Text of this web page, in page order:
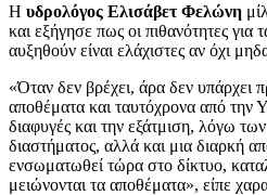
Η υδρολόγος Ελισάβετ Φελώνη
και εξήγησε πως οι πιθανότητες για
αυξηθούν είναι ελάχιστες αν όχι
«Όταν δεν βρέχει, άρα δεν υπάρχει
αποθέματα και ταυτόχρονα από την
διαφυγές και την εξάτμιση, λόγω
διαστήματος, αλλά και μια διαρκή
ενσωματωθεί τώρα στο δίκτυο,
μειώνονται τα αποθέματα», είπε